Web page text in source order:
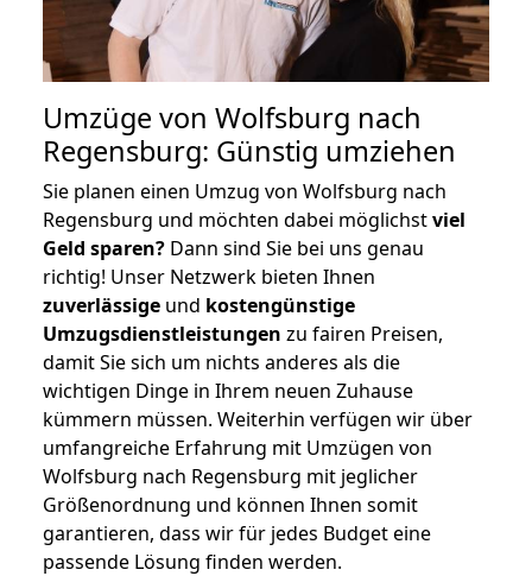
Umzüge von Wolfsburg nach
Regensburg: Günstig umziehen
Sie planen einen Umzug von Wolfsburg nach
Regensburg und möchten dabei möglichstviel
Geld sparen? Dann sind Sie bei uns genau
richtig! Unser Netzwerk bieten Ihnen
zuverlässige und kostengünstige
Umzugsdienstleistungen zu fairen Preisen,
damit Sie sich um nichts anderes als die
wichtigen Dinge in Ihrem neuen Zuhause
kümmern müssen. Weiterhin verfügen wir über
umfangreiche Erfahrung mit Umzügen von
Wolfsburg nach Regensburg mit jeglicher
Größenordnung und können Ihnen somit
garantieren, dass wir für jedes Budget eine
passende Lösung finden werden.